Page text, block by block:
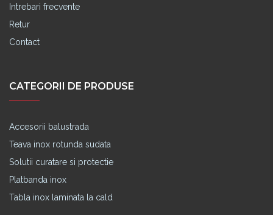
Intrebari frecvente
Retur
Contact
CATEGORII DE PRODUSE
Accesorii balustrada
Teava inox rotunda sudata
Solutii curatare si protectie
Platbanda inox
Tabla inox laminata la cald